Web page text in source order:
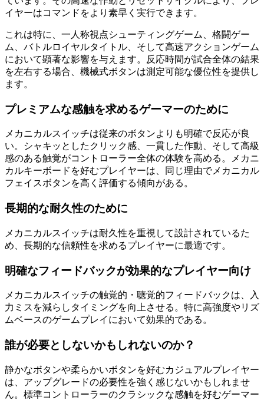
イヤーはコマンドをより素早く実行できます。
これは特に、一人称視点シューティングゲーム、格闘ゲー
ム、バトルロイヤルタイトル、そして高速アクションゲーム
において顕著な影響を与えます。反応時間が試合全体の結果
を左右する場合、機械式ボタンは測定可能な優位性を提供し
ます。
プレミアムな感触を求めるゲーマーのために
メカニカルスイッチは従来のボタンよりも明確で反応が良
い。シャキッとしたクリック感、一貫した作動、そして高級
感のある触覚がコントローラー全体の体験を高める。メカニ
カルキーボードを好むプレイヤーは、同じ理由でメカニカル
フェイスボタンを高く評価する傾向がある。
長期的な耐久性のために
メカニカルスイッチは耐久性を重視して設計されているた
め、長期的な信頼性を求めるプレイヤーに最適です。
明確なフィードバックが効果的なプレイヤー向け
メカニカルスイッチの触覚的・聴覚的フィードバックは、入
力ミスを減らしタイミングを向上させる。特に高強度やリズ
ムベースのゲームプレイにおいて効果的である。
誰が必要としないかもしれないのか？
静かなボタンや柔らかいボタンを好むカジュアルプレイヤー
は、アップグレードの必要性を強く感じないかもしれませ
ん。標準コントローラーのクラシックな感触を好むゲーマー